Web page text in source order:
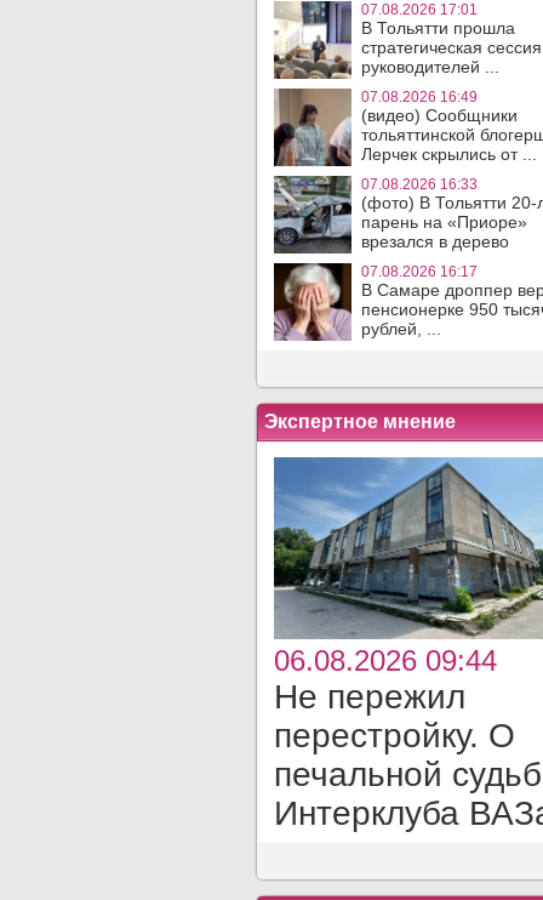
07.08.2026 17:01
В Тольятти прошла
стратегическая
руководителей ...
07.08.2026 16:49
(видео) Сообщники
тольяттинской
Лерчек скрылись от ...
07.08.2026 16:33
(фото) В Тольятти 20-
парень на «Приоре»
врезался в дерево
07.08.2026 16:17
В Самаре дроппер
пенсионерке 950
рублей, ...
Экспертное мнение
06.08.2026 09:44
Не пережил
перестройку. О
печальной
Интерклуба